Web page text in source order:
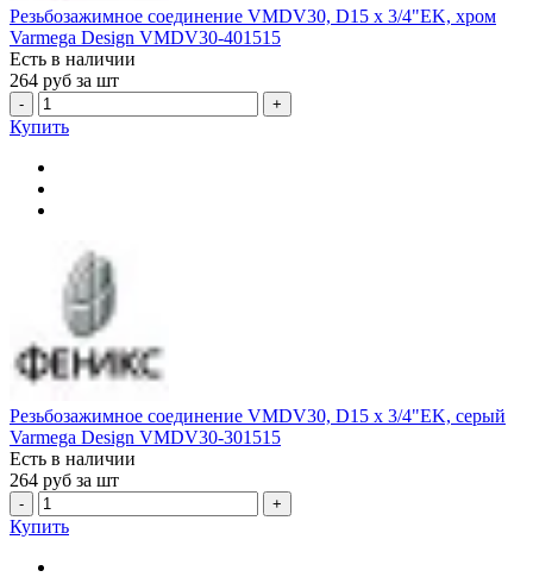
Резьбозажимное соединение VMDV30, D15 х 3/4"EK, хром
Varmega Design VMDV30-401515
Есть в наличии
264 руб за шт
- +
Купить
Резьбозажимное соединение VMDV30, D15 х 3/4"EK, серый
Varmega Design VMDV30-301515
Есть в наличии
264 руб за шт
- +
Купить